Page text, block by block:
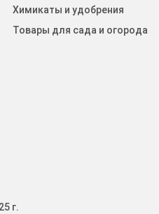
г.
Химикаты и удобрения
Товары для сада и огорода